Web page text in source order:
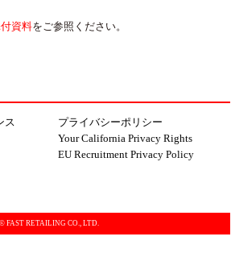
資料をご参照ください。
ス
プライバシーポリシー
Your California Privacy Rights
EU Recruitment Privacy Policy
© FAST RETAILING CO., LTD.